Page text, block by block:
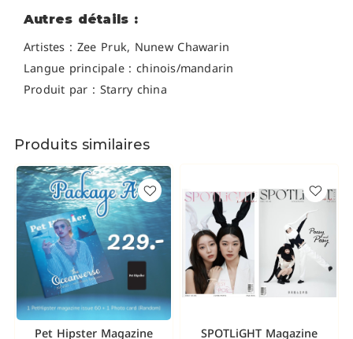
Autres détails :
Artistes : Zee Pruk, Nunew Chawarin
Langue principale : chinois/mandarin
Produit par : Starry china
Produits similaires
Pet Hipster Magazine
SPOTLiGHT Magazine